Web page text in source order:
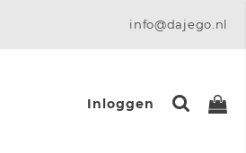
info@dajego.nl
Inloggen